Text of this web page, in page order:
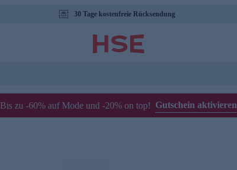
30 Tage kostenfreie Rücksendung
Bis zu -60% auf Mode und -20% on top! Gutschein aktivieren